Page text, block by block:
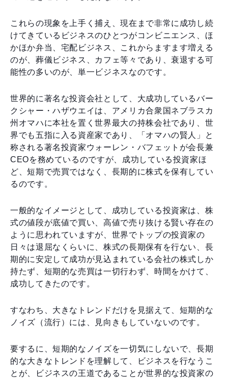
これらの現象を上手く捕え、現在まで非常に成功し続
けてきているビジネスのひとつがコンビニエンス、ほ
かほか弁当、宅配ビジネス、これからますます増える
のが、葬儀ビジネス、カフェ等々であり、衰退する可
能性の多いのが、単一ビジネスなのです。
世界的に著名な投資会社として、大成功しているバー
クシャー・ハザウエイは、アメリカ合衆国ネブラスカ
州オマハに本社を置く世界最大の持株会社であり、世
界でも五指に入る資産家であり、「オマハの賢人」と
称される著名投資家ウォーレン・バフェットが会長兼
CEOを務めているのですが、成功している投資家ほ
ど、短期で売買ではなく、長期的に株式を保有してい
るのです。
一般的なイメージとして、成功している投資家は、株
式の値段が底値で買い、高値で売り抜ける賢い存在の
ように思われていますが、世界でトップの投資家の
日々は退屈なくらいに、株式の長期保有を行ない、長
期的に安定して成功が見込まれている会社の株式しか
持たず、短期的な売買は一切行わず、時間をかけて、
成功してきたのです。
すなわち、大きなトレンドだけを見据えて、短期的な
ノイズ（流行）には、見向きもしていないのです。
要するに、短期的なノイズを一切気にしないで、長期
的な大きなトレンドを理解して、ビジネスを行なうこ
とが、ビジネスの王道であることが世界的な投資家の